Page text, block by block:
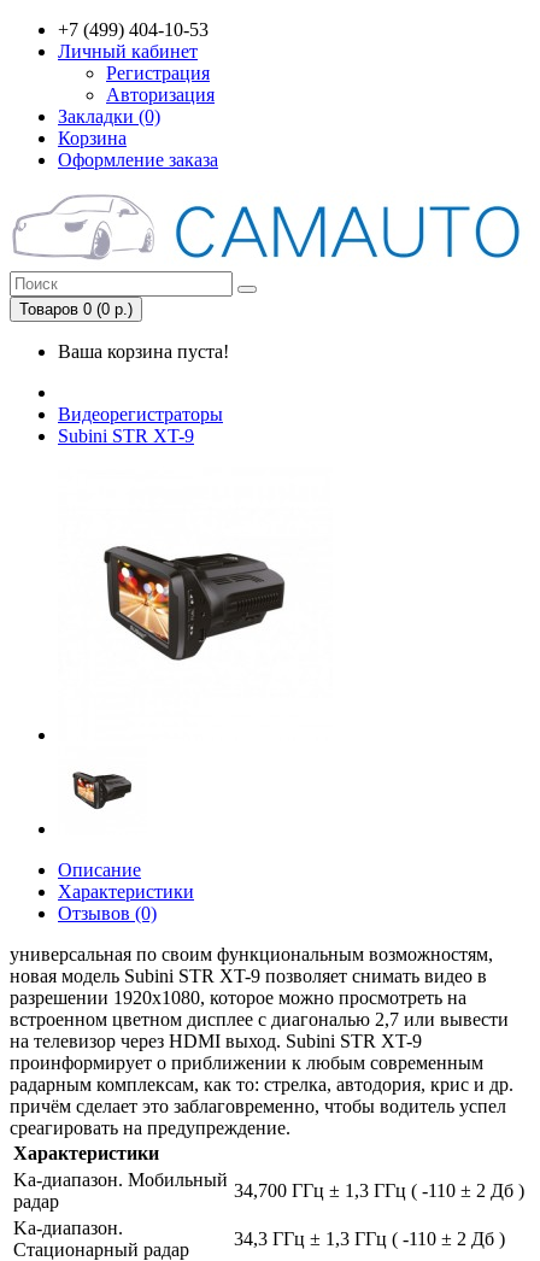
+7 (499) 404-10-53
Личный кабинет
Регистрация
Авторизация
Закладки (0)
Корзина
Оформление заказа
Товаров 0 (0 р.)
Ваша корзина пуста!
Видеорегистраторы
Subini STR XT-9
Описание
Характеристики
Отзывов (0)
универсальная по своим функциональным возможностям,
новая модель Subini STR XT-9 позволяет снимать видео в
разрешении 1920x1080, которое можно просмотреть на
встроенном цветном дисплее с диагональю 2,7 или вывести
на телевизор через HDMI выход. Subini STR XT-9
проинформирует о приближении к любым современным
радарным комплексам, как то: стрелка, автодория, крис и др.
причём сделает это заблаговременно, чтобы водитель успел
среагировать на предупреждение.
Характеристики
Ka-диапазон. Мобильный
радар
34,700 ГГц ± 1,3 ГГц ( -110 ± 2 Дб )
Ka-диапазон.
Стационарный радар
34,3 ГГц ± 1,3 ГГц ( -110 ± 2 Дб )